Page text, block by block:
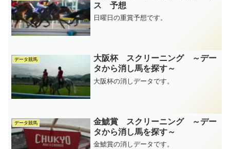
ス 予想
日曜日の重賞予想です。
データ競馬
大阪杯 スクリーニング ～デー
タから消し馬を探す～
大阪杯の消しデータです。
データ競馬
金鯱賞 スクリーニング ～デー
タから消し馬を探す～
金鯱賞の消しデータです。